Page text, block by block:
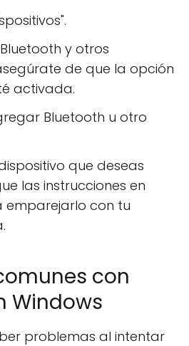
y otros
de que la opción
activada.
Bluetooth u otro
que deseas
las instrucciones en
con tu
con
Windows
problemas al intentar